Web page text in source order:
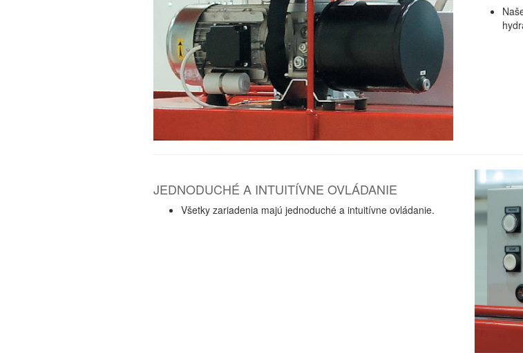
JEDNODUCHÉ A INTUITÍVNE OVLÁDANIE
Všetky zariadenia majú jednoduché a intuitívne ovládanie.